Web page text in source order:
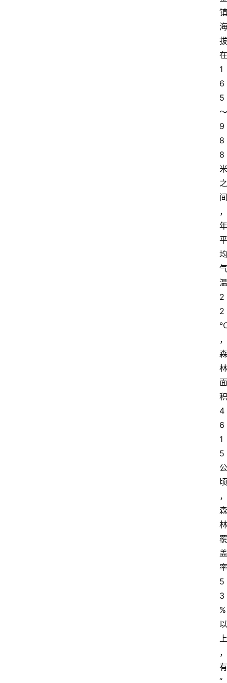
镇
海
拔
在
1
6
5
～
9
8
8
米
之
间
，
年
平
均
气
温
2
2
，
森
林
面
积
4
6
1
5
公
顷
，
森
林
覆
盖
率
5
3
%
以
上
，
有
“